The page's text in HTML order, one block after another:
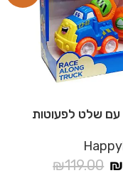
עם שלט לפעוטות
₪119.00 ₪